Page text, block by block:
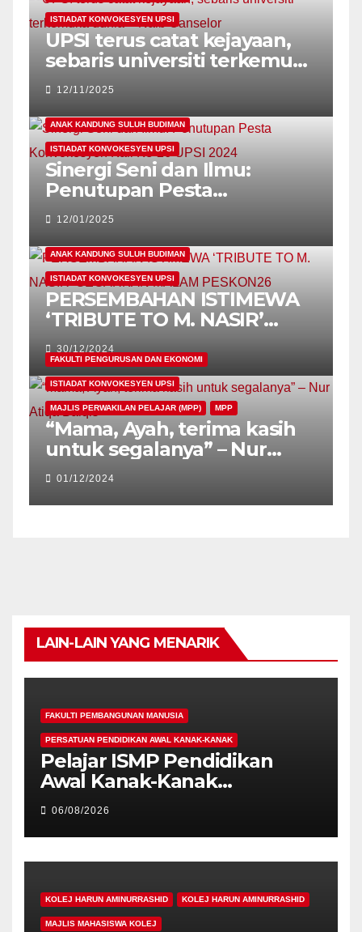
MAHASISWI UPSI!
ISTIADAT KONVOKESYEN UPSI
UPSI terus catat kejayaan,
sebaris universiti terkemuka
dunia – Naib Canselor
12/11/2025
ANAK KANDUNG SULUH BUDIMAN
ISTIADAT KONVOKESYEN UPSI
Sinergi Seni dan Ilmu:
Penutupan Pesta
Konvokesyen Kali Ke-26
UPSI 2024
12/01/2025
ANAK KANDUNG SULUH BUDIMAN
ISTIADAT KONVOKESYEN UPSI
PERSEMBAHAN ISTIMEWA
‘TRIBUTE TO M. NASIR’
GEGARKAN MALAM
PESKON26
30/12/2024
FAKULTI PENGURUSAN DAN EKONOMI
ISTIADAT KONVOKESYEN UPSI
MAJLIS PERWAKILAN PELAJAR (MPP) MPP
“Mama, Ayah, terima kasih
untuk segalanya” – Nur
Atiqa Balqis
01/12/2024
LAIN-LAIN YANG MENARIK
FAKULTI PEMBANGUNAN MANUSIA
PERSATUAN PENDIDIKAN AWAL KANAK-KANAK
Pelajar ISMP Pendidikan
Awal Kanak-Kanak
Cemerlang Raih
Pengiktirafan Antarabangsa
di IAM2026
06/08/2026
KOLEJ HARUN AMINURRASHID KOLEJ HARUN AMINURRASHID
MAJLIS MAHASISWA KOLEJ